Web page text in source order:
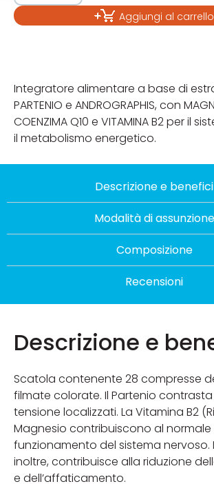
Aggiungi al carrello
Integratore alimentare a base di
PARTENIO e ANDROGRAPHIS, con
COENZIMA Q10 e VITAMINA B2 per il
il metabolismo energetico.
Descrizione e benefici
Modalità di assunzione
Composizione
Recensioni
Descrizione e
Scatola contenente 28 compresse
filmate colorate. Il Partenio
tensione localizzati. La Vitamina B2
Magnesio contribuiscono al normale
funzionamento del sistema nervoso.
inoltre, contribuisce alla riduzione
e dell’affaticamento.